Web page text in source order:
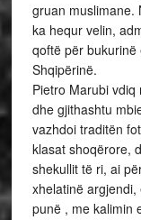
gruan muslimane.
ka hequr velin,
qoftë për
Shqipërinë.
Pietro Marubi
dhe gjithashtu
vazhdoi traditën
klasat shoqërore,
shekullit të ri, ai
xhelatinë
punë , me kalimin